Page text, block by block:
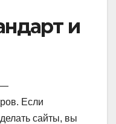
и
—
Если
сайты, вы